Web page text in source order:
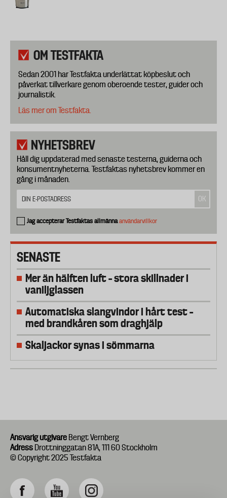
OM TESTFAKTA
Sedan 2001 har Testfakta underlättat köpbeslut och
påverkat tillverkare genom oberoende tester, guider och
journalistik.
Läs mer om Testfakta.
NYHETSBREV
Håll dig uppdaterad med senaste testerna, guiderna och
konsumentnyheterna. Testfaktas nyhetsbrev kommer en
gång i månaden.
Jag accepterar Testfaktas allmännaanvändarvillkor
SENASTE
Mer än hälften luft – stora skillnader i
vaniljglassen
Automatiska slangvindor i hårt test –
med brandkåren som draghjälp
Skaljackor synas i sömmarna
Ansvarig utgivare Bengt Vernberg
Adress Drottninggatan 81A, 111 60 Stockholm
© Copyright 2025 Testfakta